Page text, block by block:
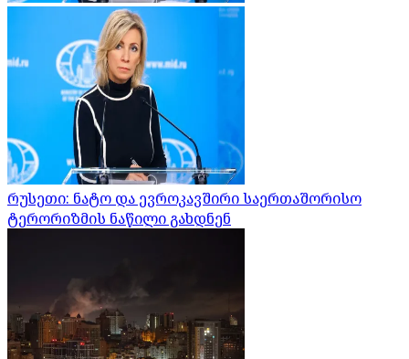
რუსეთი: ნატო და ევროკავშირი საერთაშორისო
ტერორიზმის ნაწილი გახდნენ